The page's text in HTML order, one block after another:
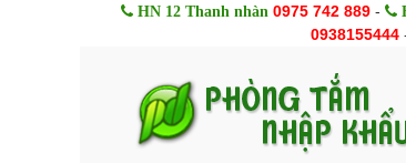
HN 12 Thanh nhàn 0975 742 889 -
0938155444